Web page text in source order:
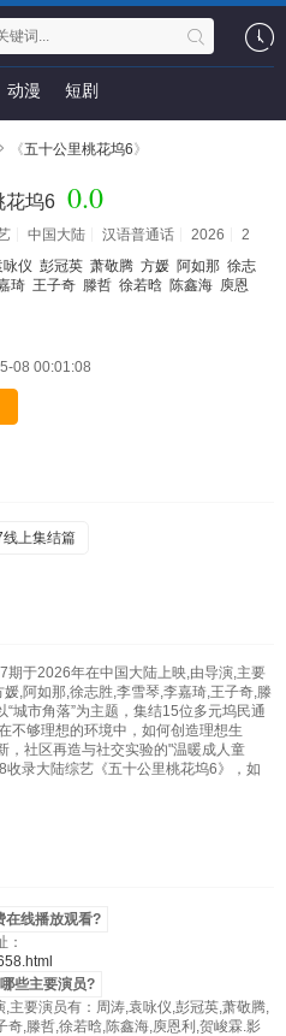
动漫 短剧
《五十公里桃花坞6》
花坞6 0.0
中国大陆 汉语普通话 2026
2
咏仪 彭冠英 萧敬腾 方媛 阿如那 徐志
琦 王子奇 滕哲 徐若晗 陈鑫海 庾恩
08 00:01:08
上集结篇
期于2026年在中国大陆上映,由导演,主要
,阿如那,徐志胜,李雪琴,李嘉琦,王子奇,滕
城市角落”为主题，集结15位多元坞民通
不够理想的环境中，如何创造理想生
，社区再造与社交实验的"温暖成人童
录大陆综艺《五十公里桃花坞6》，如
在线播放观看?
：
些主要演员?
主要演员有：周涛,袁咏仪,彭冠英,萧敬腾,
,滕哲,徐若晗,陈鑫海,庾恩利,贺峻霖.影